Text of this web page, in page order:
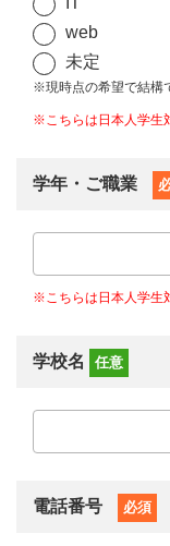
web
未定
※現時点の希望で結構
※こちらは日本人学生
学年・ご職業
※こちらは日本人学生
学校名 任意
電話番号 必須